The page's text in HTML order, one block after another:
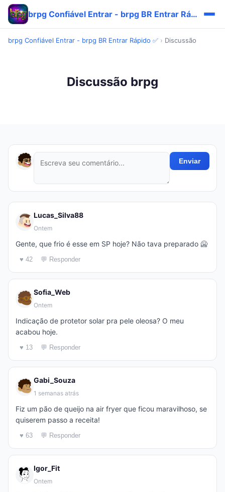
brpg Confiável Entrar - brpg BR Entrar Rápido ✅
brpg Confiável Entrar - brpg BR Entrar Rápido ✅ › Discussão
Discussão brpg
Enviar
Lucas_Silva88
Ontem
Gente, que frio é esse em SP hoje? Não tava preparado 🥶
♥ 42 💬 Responder
Sofia_Web
Ontem
Indicação de protetor solar pra pele oleosa? O meu
acabou hoje.
♥ 13 💬 Responder
Gabi_Souza
1 semanas atrás
Fiz um pão de queijo na air fryer que ficou maravilhoso, se
quiserem passo a receita!
♥ 63 💬 Responder
Igor_Fit
Ontem